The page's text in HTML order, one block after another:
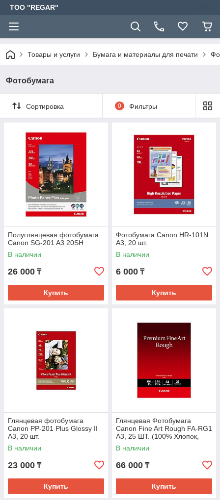
TOO "REGAR"
Товары и услуги Бумага и материалы для печати
Фотобумага
Сортировка 0 Фильтры
Полуглянцевая фотобумага
Canon SG-201 A3 20SH
В наличии
26 000 ₸
Купить
Фотобумага Canon HR-101N
A3, 20 шт.
В наличии
6 000 ₸
Купить
Глянцевая фотобумага
Canon PP-201 Plus Glossy II
A3, 20 шт.
В наличии
23 000 ₸
Купить
Глянцевая Фотобумага
Canon Fine Art Rough FA-RG1
A3, 25 ШТ. (100% Хлопок,
Грубая Текстура (Rough)
В наличии
66 000 ₸
Купить